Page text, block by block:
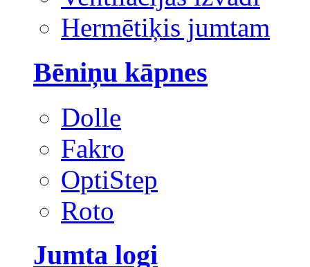
Hermētiķis jumtam
Bēniņu kāpnes
Dolle
Fakro
OptiStep
Roto
Jumta logi